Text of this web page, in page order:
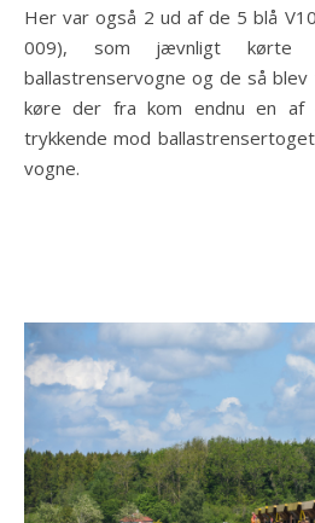
Her var også 2 ud af de 5 blå
009), som jævnligt kørte
ballastrenservogne og de så
køre der fra kom endnu en af
trykkende mod
vogne.